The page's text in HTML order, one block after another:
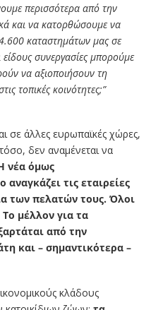
περισσότερα από την
και να κατορθώσουμε να
καταστημάτων μας σε
είδους συνεργασίες μπορούμε
να αξιοποιήσουν τη
τοπικές κοινότητες;”
σε άλλες ευρωπαϊκές χώρες,
δεν αναμένεται να
νέα όμως
τις εταιρείες
των πελατών τους. Όλοι
μέλλον για τα
από την
και – σημαντικότερα –
κλάδους